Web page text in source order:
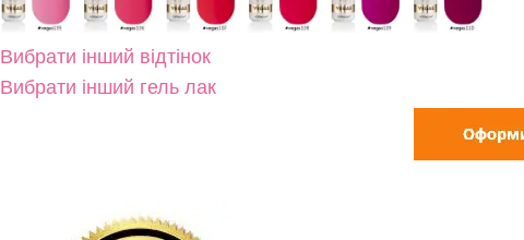
Вибрати інший відтінок
Вибрати інший гель лак